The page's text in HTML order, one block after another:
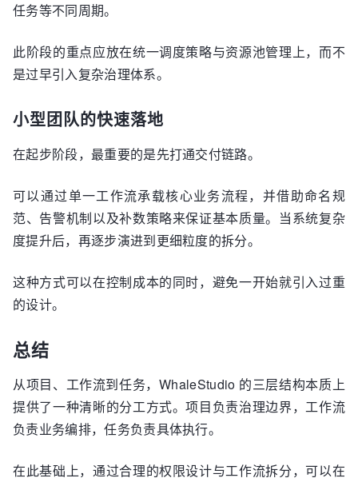
任务等不同周期。
此阶段的重点应放在统一调度策略与资源池管理上，而不
是过早引入复杂治理体系。
小型团队的快速落地
在起步阶段，最重要的是先打通交付链路。
可以通过单一工作流承载核心业务流程，并借助命名规
范、告警机制以及补数策略来保证基本质量。当系统复杂
度提升后，再逐步演进到更细粒度的拆分。
这种方式可以在控制成本的同时，避免一开始就引入过重
的设计。
总结
从项目、工作流到任务，WhaleStudio 的三层结构本质上
提供了一种清晰的分工方式。项目负责治理边界，工作流
负责业务编排，任务负责具体执行。
在此基础上，通过合理的权限设计与工作流拆分，可以在